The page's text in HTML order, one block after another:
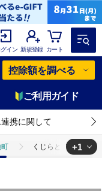
グイン 新規登録 カート
控除額を調べる
ご利用ガイド
携に関して
くじらとイルカのペ
+1